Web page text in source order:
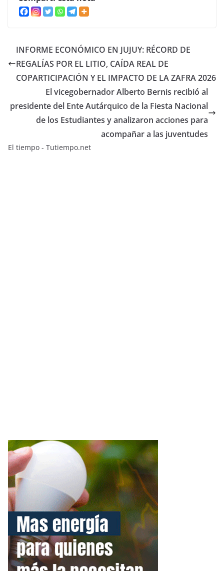
INFORME ECONÓMICO EN JUJUY: RÉCORD DE
REGALÍAS POR EL LITIO, CAÍDA REAL DE
COPARTICIPACIÓN Y EL IMPACTO DE LA ZAFRA 2026
El vicegobernador Alberto Bernis recibió al
presidente del Ente Autárquico de la Fiesta Nacional
de los Estudiantes y analizaron acciones para
acompañar a las juventudes
El tiempo - Tutiempo.net